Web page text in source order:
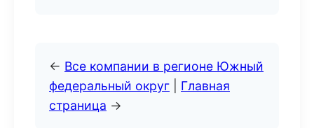
← Все компании в регионе Южный
федеральный округ
Главная
страница →